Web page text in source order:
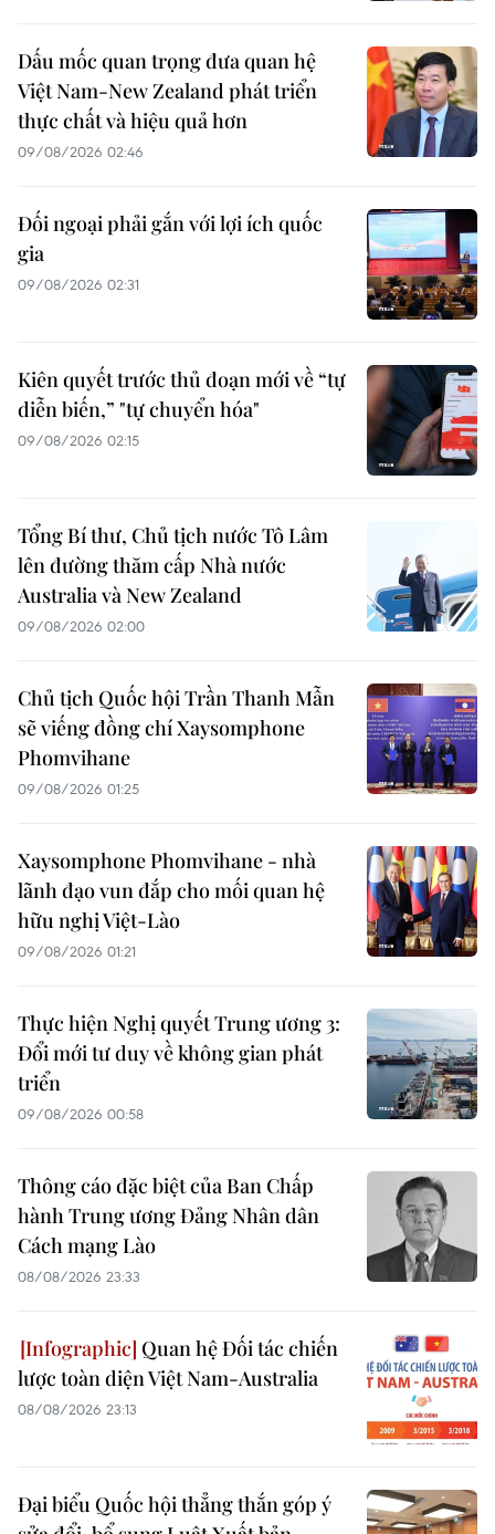
Dấu mốc quan trọng đưa quan hệ
Việt Nam-New Zealand phát triển
thực chất và hiệu quả hơn
09/08/2026 02:46
Đối ngoại phải gắn với lợi ích quốc
gia
09/08/2026 02:31
Kiên quyết trước thủ đoạn mới về “tự
diễn biến,” "tự chuyển hóa"
09/08/2026 02:15
Tổng Bí thư, Chủ tịch nước Tô Lâm
lên đường thăm cấp Nhà nước
Australia và New Zealand
09/08/2026 02:00
Chủ tịch Quốc hội Trần Thanh Mẫn
sẽ viếng đồng chí Xaysomphone
Phomvihane
09/08/2026 01:25
Xaysomphone Phomvihane - nhà
lãnh đạo vun đắp cho mối quan hệ
hữu nghị Việt-Lào
09/08/2026 01:21
Thực hiện Nghị quyết Trung ương 3:
Đổi mới tư duy về không gian phát
triển
09/08/2026 00:58
Thông cáo đặc biệt của Ban Chấp
hành Trung ương Đảng Nhân dân
Cách mạng Lào
08/08/2026 23:33
Quan hệ Đối tác chiến
lược toàn diện Việt Nam-Australia
08/08/2026 23:13
Đại biểu Quốc hội thẳng thắn góp ý